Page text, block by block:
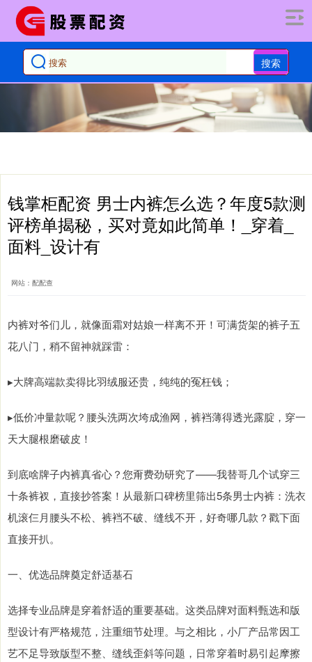
搜索
钱掌柜配资 男士内裤怎么选？年度5款测
评榜单揭秘，买对竟如此简单！_穿着_
面料_设计有
网站：配配查
内裤对爷们儿，就像面霜对姑娘一样离不开！可满货架的裤子五
花八门，稍不留神就踩雷：
▸大牌高端款卖得比羽绒服还贵，纯纯的冤枉钱；
▸低价冲量款呢？腰头洗两次垮成渔网，裤裆薄得透光露腚，穿一
天大腿根磨破皮！
到底啥牌子内裤真省心？您甭费劲研究了——我替哥几个试穿三
十条裤衩，直接抄答案！从最新口碑榜里筛出5条男士内裤：洗衣
机滚仨月腰头不松、裤裆不破、缝线不开，好奇哪几款？戳下面
直接开扒。
一、优选品牌奠定舒适基石
选择专业品牌是穿着舒适的重要基础。这类品牌对面料甄选和版
型设计有严格规范，注重细节处理。与之相比，小厂产品常因工
艺不足导致版型不整、缝线歪斜等问题，日常穿着时易引起摩擦